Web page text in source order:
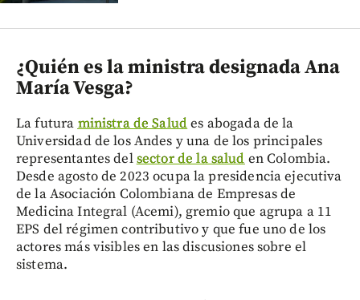
¿Quién es la ministra designada Ana
María Vesga?
La futura ministra de Saludes abogada de la
Universidad de los Andes y una de los principales
representantes delsector de la salud en Colombia.
Desde agosto de 2023 ocupa la presidencia ejecutiva
de la Asociación Colombiana de Empresas de
Medicina Integral (Acemi), gremio que agrupa a 11
EPS del régimen contributivo y que fue uno de los
actores más visibles en las discusiones sobre el
sistema.